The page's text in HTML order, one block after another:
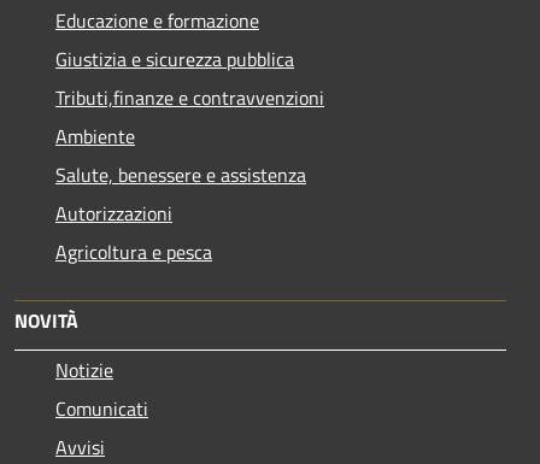
Educazione e formazione
Giustizia e sicurezza pubblica
Tributi,finanze e contravvenzioni
Ambiente
Salute, benessere e assistenza
Autorizzazioni
Agricoltura e pesca
NOVITÀ
Notizie
Comunicati
Avvisi